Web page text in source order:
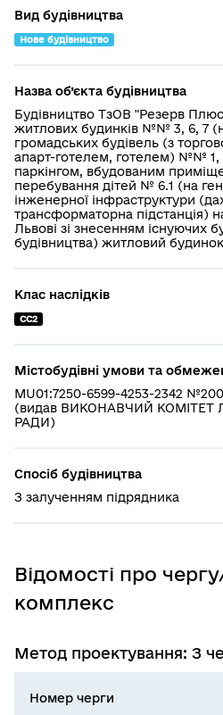
Вид будівництва
Нове будівництво
Назва об’єкта будівництва
Будівництво ТзОВ "Резерв
житлових будинків №№ 3, 6, 7
громадських будівель (з
апарт-готелем, готелем) №№ 1,
паркінгом, вбудованим
перебування дітей № 6.1 (на
інженерної інфраструктури
трансформаторна підстанція)
Львові зі знесенням існуючих
будівництва) житловий
Клас наслідків
СС2
Містобудівні умови та
MU01:7250-6599-4253-2342
(видав ВИКОНАВЧИЙ КОМІТЕТ
РАДИ)
Спосіб будівництва
З залученням підрядника
Відомості про
комплекс
Метод проектування: З
Номер черги